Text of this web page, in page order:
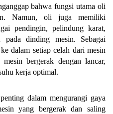
bahwa fungsi utama oli
Namun, oli juga memiliki
pendingin, pelindung karat,
pada dinding mesin. Sebagai
dalam setiap celah dari mesin
bergerak dengan lancar,
kerja optimal.
dalam mengurangi gaya
yang bergerak dan saling